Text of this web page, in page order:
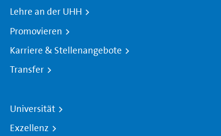
Lehre an der UHH
Promovieren
Karriere & Stellenangebote
Transfer
Universität
Exzellenz